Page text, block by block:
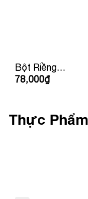
Bột Riềng
Hữu Cơ 25g
78,000₫
Thực